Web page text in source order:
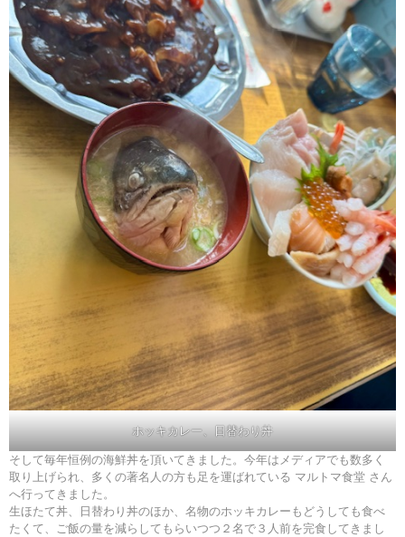
ホッキカレー、日替わり丼
そして毎年恒例の海鮮丼を頂いてきました。今年はメディアでも数多く
取り上げられ、多くの著名人の方も足を運ばれている マルトマ食堂 さん
へ行ってきました。
生ほたて丼、日替わり丼のほか、名物のホッキカレーもどうしても食べ
たくて、ご飯の量を減らしてもらいつつ２名で３人前を完食してきまし